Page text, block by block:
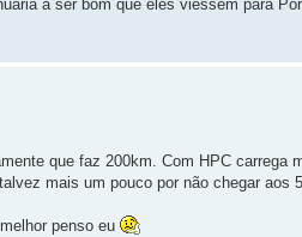
a ser bom que eles viessem para
que faz 200km. Com HPC carrega
mais um pouco por não chegar aos
penso eu